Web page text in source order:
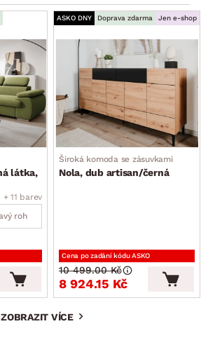
látka,
+ 11 barev
roh
ASKO DNY Doprava zdarma Jen e-shop
Široká komoda se zásuvkami
Nola, dub artisan/černá
Cena po zadání kódu ASKO
8 924.15 Kč
10 499.00 Kč
ZOBRAZIT VÍCE